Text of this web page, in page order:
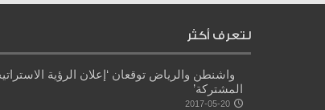
لتعرف أكثر
واشنطن والرياض توقعان ‘إعلان الرؤية
المشتركة’
2017-05-20